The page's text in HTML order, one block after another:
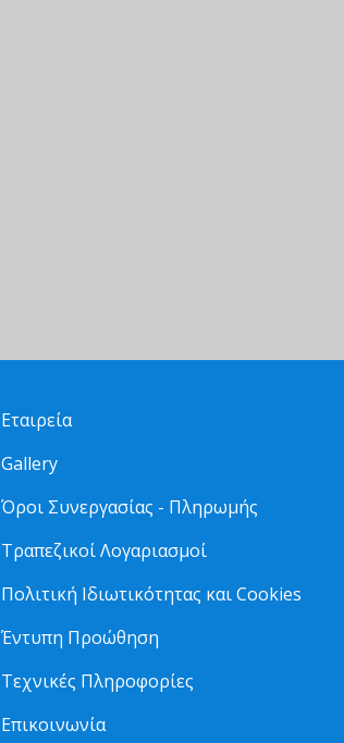
Εταιρεία
Gallery
Όροι Συνεργασίας - Πληρωμής
Τραπεζικοί Λογαριασμοί
Πολιτική Ιδιωτικότητας και Cookies
Έντυπη Προώθηση
Τεχνικές Πληροφορίες
Επικοινωνία